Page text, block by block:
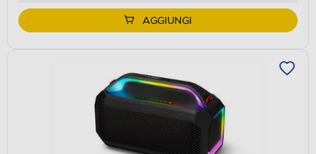
AGGIUNGI